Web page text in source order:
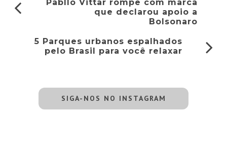
Pabllo Vittar rompe com marca
que declarou apoio a
Bolsonaro
5 Parques urbanos espalhados
pelo Brasil para você relaxar
SIGA-NOS NO INSTAGRAM